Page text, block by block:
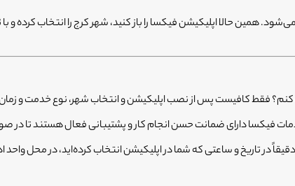
همین حالا اپلیکیشن فیکسا را باز کنید، شهر کرج را انتخاب کرده
فقط کافیست پس از نصب اپلیکیشن و انتخاب شهر، نوع خدمت و
فیکسا دارای ضمانت حسن انجام کار و پشتیبانی فعال هستند تا
در تاریخ و ساعتی که شما در اپلیکیشن انتخاب کرده‌اید، در محل واحد